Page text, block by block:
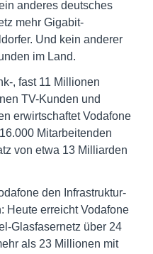
anderes deutsches
mehr Gigabit-
Und kein anderer
im Land.
, fast 11 Millionen
TV-Kunden und
erwirtschaftet Vodafone
Mitarbeitenden
von etwa 13 Milliarden
den Infrastruktur-
Heute erreicht Vodafone
Glasfasernetz über 24
als 23 Millionen mit